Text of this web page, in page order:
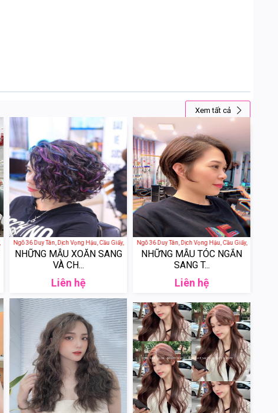
Xem tất cả
Việt Nam
36 Duy Tân, Dịch Vọng Hậu, Cầu Giấy, Hà Nội, Việt Nam
NHỮNG MẪU XOĂN SANG
VÀ CH...
Liên hệ
Anh Đào Hair Salon - 39 Ngõ 36 Duy Tân, Dịch Vọng Hậu, Cầu Giấy, Hà Nội, Việt
NHỮNG MẪU TÓC NGẮN
SANG T...
Liên hệ